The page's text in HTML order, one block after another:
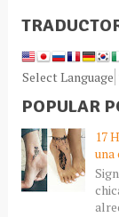
Select Language
POPULAR
17
una